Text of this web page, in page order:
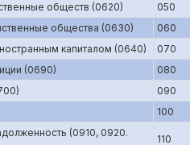
обществ (0620)
050
общества (0630)
060
капиталом (0640)
070
(0690)
080
090
100
(0910, 0920.
110